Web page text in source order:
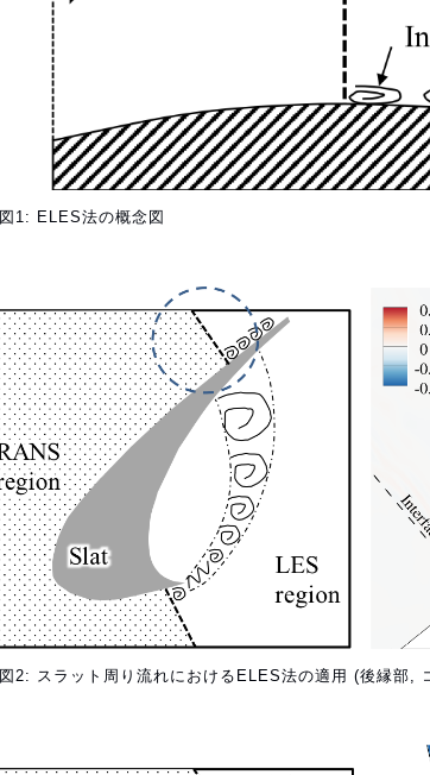
図1: ELES法の概念図
図2: スラット周り流れにおけるELES法の適用 (後縁部,